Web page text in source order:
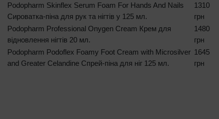
Podopharm Skinflex Serum Foam For Hands And Nails
Сироватка-піна для рук та нігтів у 125 мл.
1310
грн
Podopharm Professional Onygen Cream Крем для
відновлення нігтів 20 мл.
1480
грн
Podopharm Podoflex Foamy Foot Cream with Microsilver
and Greater Celandine Спрей-піна для ніг 125 мл.
1645
грн